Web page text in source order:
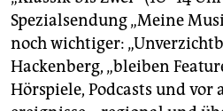
Spezialsendung „Meine
noch wichtiger:
Hackenberg, „bleiben
Hörspiele, Podcasts und